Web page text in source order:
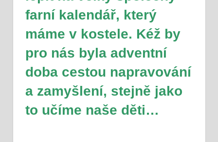
farní kalendář, který
máme v kostele. Kéž by
pro nás byla adventní
doba cestou napravování
a zamyšlení, stejně jako
to učíme naše děti…